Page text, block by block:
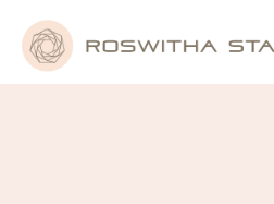
content